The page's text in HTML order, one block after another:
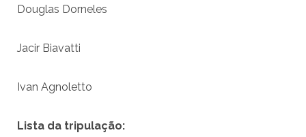
Douglas Dorneles
Jacir Biavatti
Ivan Agnoletto
Lista da tripulação: